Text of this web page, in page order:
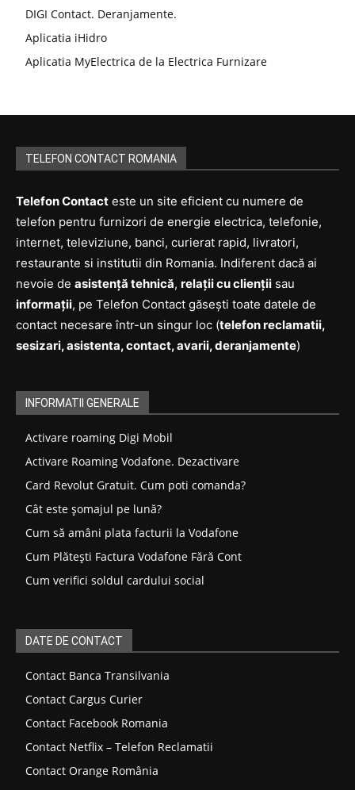
DIGI Contact. Deranjamente.
Aplicatia iHidro
Aplicatia MyElectrica de la Electrica Furnizare
TELEFON CONTACT ROMANIA
Telefon Contact este un site eficient cu numere de
telefon pentru furnizori de energie electrica, telefonie,
internet, televiziune, banci, curierat rapid, livratori,
restaurante si institutii din Romania. Indiferent dacă ai
nevoie de asistență tehnică, relații cu clienții sau
informații, pe Telefon Contact găsești toate datele de
contact necesare într-un singur loc (telefon reclamatii,
sesizari, asistenta, contact, avarii, deranjamente)
INFORMATII GENERALE
Activare roaming Digi Mobil
Activare Roaming Vodafone. Dezactivare
Card Revolut Gratuit. Cum poti comanda?
Cât este șomajul pe lună?
Cum să amâni plata facturii la Vodafone
Cum Plătești Factura Vodafone Fără Cont
Cum verifici soldul cardului social
DATE DE CONTACT
Contact Banca Transilvania
Contact Cargus Curier
Contact Facebook Romania
Contact Netflix – Telefon Reclamatii
Contact Orange România